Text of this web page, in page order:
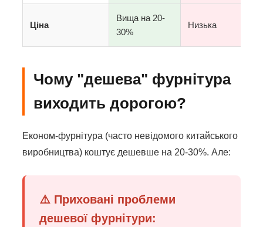
Ціна
Вища на 20-
30%
Низька
Чому "дешева" фурнітура
виходить дорогою?
Економ-фурнітура (часто невідомого китайського
виробництва) коштує дешевше на 20-30%. Але:
⚠️ Приховані проблеми
дешевої фурнітури: